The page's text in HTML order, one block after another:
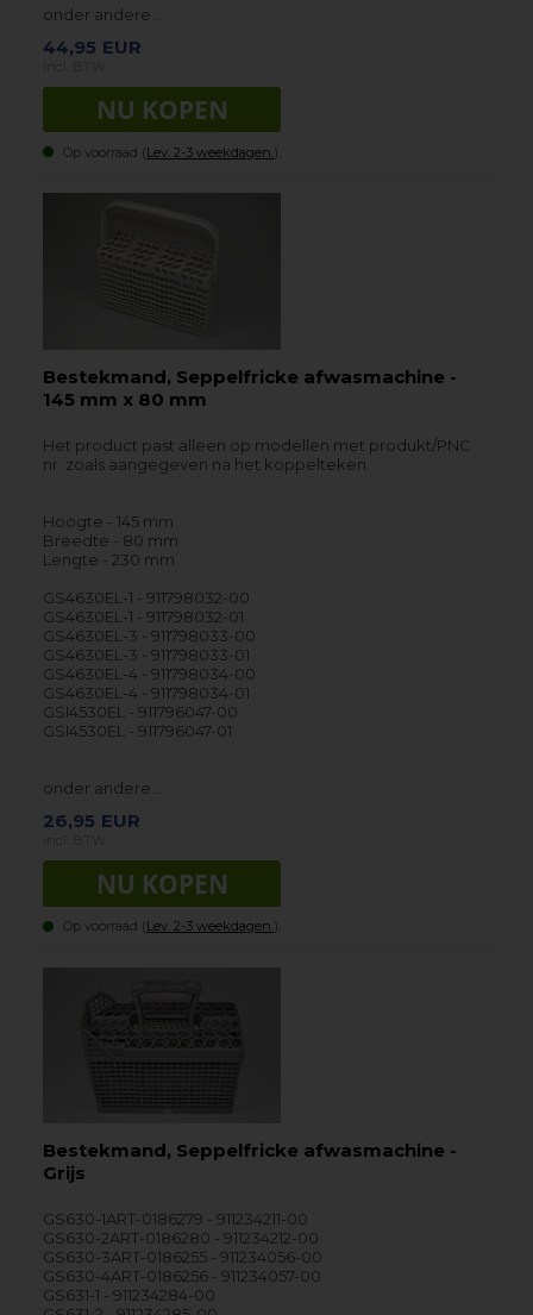
onder andere…
44,95 EUR
Op voorraad (Lev. 2-3 weekdagen. ).
Bestekmand, Seppelfricke afwasmachine -
145 mm x 80 mm
Het product past alleen op modellen met produkt/PNC
nr. zoals aangegeven na het koppelteken.
Hoogte - 145 mm
Breedte - 80 mm
Lengte - 230 mm
GS4630EL-1 - 911798032-00
GS4630EL-1 - 911798032-01
GS4630EL-3 - 911798033-00
GS4630EL-3 - 911798033-01
GS4630EL-4 - 911798034-00
GS4630EL-4 - 911798034-01
GSI4530EL - 911796047-00
GSI4530EL - 911796047-01
onder andere…
26,95 EUR
Op voorraad (Lev. 2-3 weekdagen. ).
Bestekmand, Seppelfricke afwasmachine -
Grijs
GS630-1ART-0186279 - 911234211-00
GS630-2ART-0186280 - 911234212-00
GS630-3ART-0186255 - 911234056-00
GS630-4ART-0186256 - 911234057-00
GS631-1 - 911234284-00